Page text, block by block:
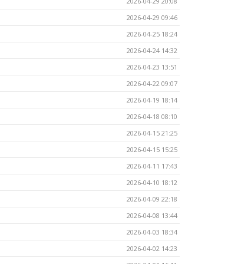
2026-04-29 09:46
2026-04-25 18:24
2026-04-24 14:32
2026-04-23 13:51
2026-04-22 09:07
2026-04-19 18:14
2026-04-18 08:10
2026-04-15 21:25
2026-04-15 15:25
2026-04-11 17:43
2026-04-10 18:12
2026-04-09 22:18
2026-04-08 13:44
2026-04-03 18:34
2026-04-02 14:23